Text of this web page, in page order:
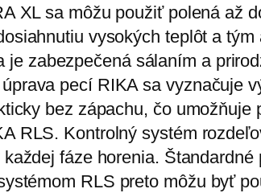
XL sa môžu použiť polená až
vysokých teplôt a
zabezpečená sálaním a
pecí RIKA sa vyznačuje
bez zápachu, čo umožňuje
RLS. Kontrolný systém
fáze horenia.
RLS preto môžu byť